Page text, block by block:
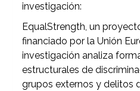
investigación:
EqualStrength, un
financiado por la Unión
investigación analiza
estructurales de
grupos externos y delitos